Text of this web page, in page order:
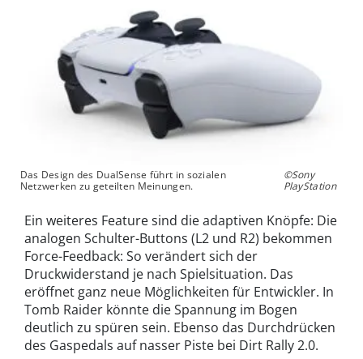
Das Design des DualSense führt in sozialen
Netzwerken zu geteilten Meinungen.
©Sony
PlayStation
Ein weiteres Feature sind die adaptiven Knöpfe: Die
analogen Schulter-Buttons (L2 und R2) bekommen
Force-Feedback: So verändert sich der
Druckwiderstand je nach Spielsituation. Das
eröffnet ganz neue Möglichkeiten für Entwickler. In
Tomb Raider könnte die Spannung im Bogen
deutlich zu spüren sein. Ebenso das Durchdrücken
des Gaspedals auf nasser Piste bei Dirt Rally 2.0.